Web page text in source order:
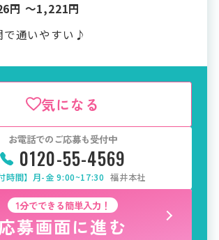
円 〜1,221円
で通いやすい♪
気になる
お電話でのご応募も受付中
0120-55-4569
付時間】月-金 9:00~17:30 福井本社
1分でできる簡単入力！
募画面に進む